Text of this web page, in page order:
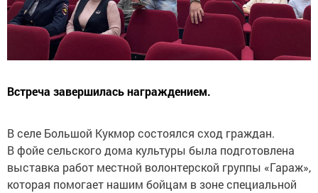
Встреча завершилась награждением.
В селе Большой Кукмор состоялся сход граждан.
В фойе сельского дома культуры была подготовлена
выставка работ местной волонтерской группы «Гараж»,
которая помогает нашим бойцам в зоне специальной